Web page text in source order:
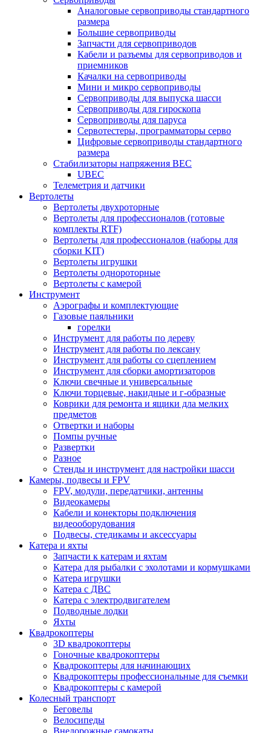
Аналоговые сервоприводы стандартного
размера
Большие сервоприводы
Запчасти для сервоприводов
Кабели и разъемы для сервоприводов и
приемников
Качалки на сервоприводы
Мини и микро сервоприводы
Сервоприводы для выпуска шасси
Сервоприводы для гироскопа
Сервоприводы для паруса
Сервотестеры, программаторы серво
Цифровые сервоприводы стандартного
размера
Стабилизаторы напряжения BEC
UBEC
Телеметрия и датчики
Вертолеты
Вертолеты двухроторные
Вертолеты для профессионалов (готовые
комплекты RTF)
Вертолеты для профессионалов (наборы для
сборки KIT)
Вертолеты игрушки
Вертолеты однороторные
Вертолеты с камерой
Инструмент
Аэрографы и комплектующие
Газовые паяльники
горелки
Инструмент для работы по дереву
Инструмент для работы по лексану
Инструмент для работы со сцеплением
Инструмент для сборки амортизаторов
Ключи свечные и универсальные
Ключи торцевые, накидные и г-образные
Коврики для ремонта и ящики дла мелких
предметов
Отвертки и наборы
Помпы ручные
Развертки
Разное
Стенды и инструмент для настройки шасси
Камеры, подвесы и FPV
FPV, модули, передатчики, антенны
Видеокамеры
Кабели и конекторы подключения
видеооборудования
Подвесы, стедикамы и аксессуары
Катера и яхты
Запчасти к катерам и яхтам
Катера для рыбалки с эхолотами и кормушками
Катера игрушки
Катера с ДВС
Катера с электродвигателем
Подводные лодки
Яхты
Квадрокоптеры
3D квадрокоптеры
Гоночные квадрокоптеры
Квадрокоптеры для начинающих
Квадрокоптеры профессиональные для съемки
Квадрокоптеры с камерой
Колесный транспорт
Беговелы
Велосипеды
Внедорожные самокаты